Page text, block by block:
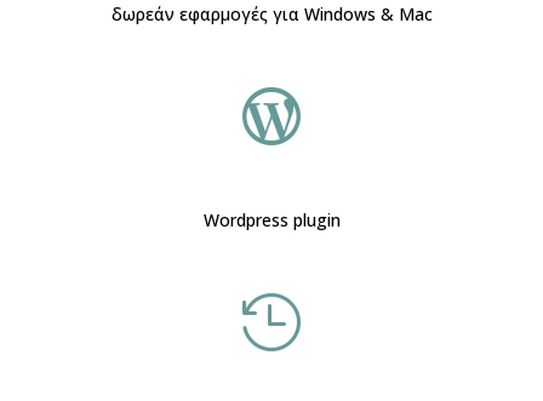
δωρεάν εφαρμογές για Windows & Mac

Wordpress plugin
